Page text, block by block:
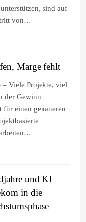
sind auf
von…
Marge fehlt
– Viele Projekte, viel
der Gewinn
für einen genaueren
und KI
in die